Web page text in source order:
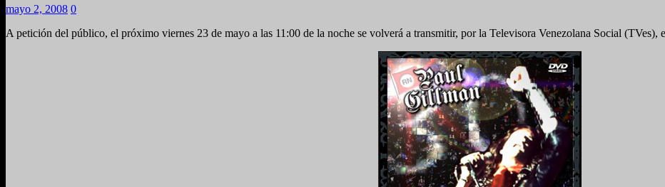
mayo 2, 2008 0
A petición del público, el próximo viernes 23 de mayo a las 11:00 de la noche se volverá a transmitir, por la Televisora Venezolana Social